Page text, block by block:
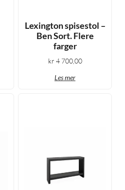
Lexington spisestol –
Ben Sort. Flere
farger
kr 4 700,00
Les mer